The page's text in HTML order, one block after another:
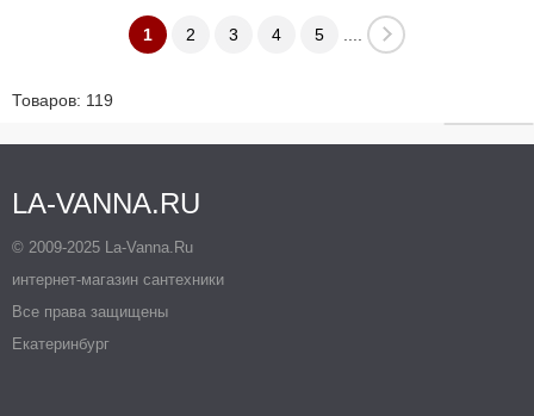
1 2 3 4 5
Товаров: 119
LA-VANNA.RU
© 2009-2025 La-Vanna.Ru
интернет-магазин сантехники
Все права защищены
Екатеринбург